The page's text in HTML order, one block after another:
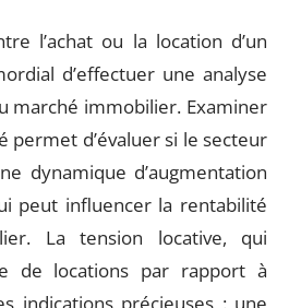
l’achat ou la location d’un
d’effectuer une analyse
marché immobilier. Examiner
permet d’évaluer si le secteur
dynamique d’augmentation
peut influencer la rentabilité
La tension locative, qui
de locations par rapport à
indications précieuses : une